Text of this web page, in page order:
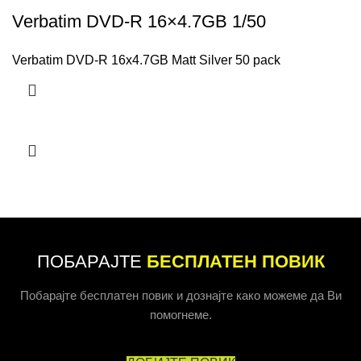
Verbatim DVD-R 16×4.7GB 1/50
Verbatim DVD-R 16x4.7GB Matt Silver 50 pack
ПОБАРАЈТЕ БЕСПЛАТЕН ПОВИК
Побарајте бесплатен повик и дознајте како можеме да Ви
помогнеме.